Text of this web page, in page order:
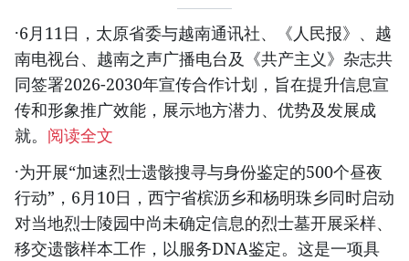
·6月11日，太原省委与越南通讯社、《人民报》、越
南电视台、越南之声广播电台及《共产主义》杂志共
同签署2026-2030年宣传合作计划，旨在提升信息宣
传和形象推广效能，展示地方潜力、优势及发展成
就。 阅读全文
·为开展“加速烈士遗骸搜寻与身份鉴定的500个昼夜
行动”，6月10日，西宁省槟沥乡和杨明珠乡同时启动
对当地烈士陵园中尚未确定信息的烈士墓开展采样、
移交遗骸样本工作，以服务DNA鉴定。这是一项具